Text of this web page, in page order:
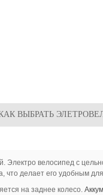
ВЫБРАТЬ
велосипед с
что делает его удобным
на заднее колесо.